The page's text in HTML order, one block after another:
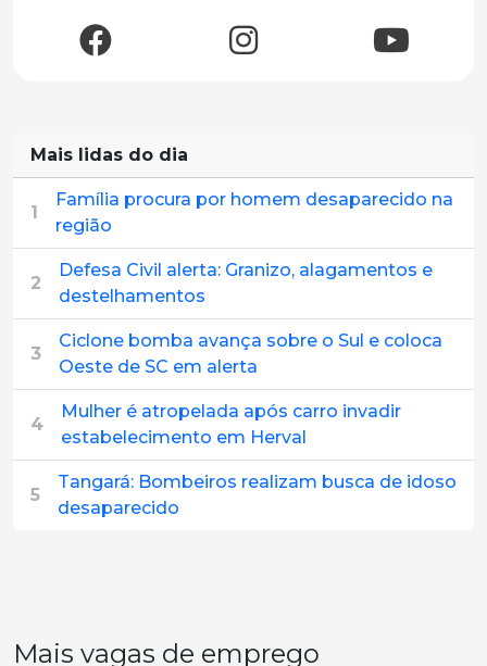
Mais lidas do dia
1
Família procura por homem desaparecido na
região
2
Defesa Civil alerta: Granizo, alagamentos e
destelhamentos
3
Ciclone bomba avança sobre o Sul e coloca
Oeste de SC em alerta
4
Mulher é atropelada após carro invadir
estabelecimento em Herval
5
Tangará: Bombeiros realizam busca de idoso
desaparecido
Mais vagas de emprego